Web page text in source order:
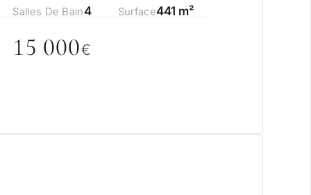
Salles De Bain4 Surface441 m²
15 000€
la politique de confidentialité